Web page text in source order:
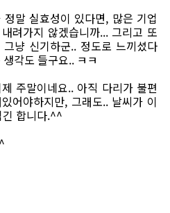
말 실효성이 있다면, 많은 기업
려가지 않겠습니까... 그리고 또
냥 신기하군.. 정도로 느끼셨다
각도 들구요.. ㅋㅋ
주말이네요.. 아직 다리가 불편
어야하지만, 그래도.. 날씨가 이
긴 합니다.^^